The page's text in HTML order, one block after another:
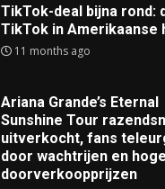
TikTok-deal bijna rond:
TikTok in Amerikaanse
11 months ago
Ariana Grande’s Eternal
Sunshine Tour
uitverkocht, fans
door wachtrijen en hoge
doorverkoopprijzen